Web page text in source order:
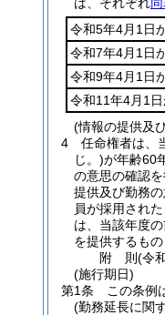
令和5年4月1日
令和7年4月1日
令和9年4月1日
令和11年4月1
(情報の提供及
4
任命権者は、
じ。)が年齢60
の意思の確認
提供及び勤務
員が採用され
は、当該年度
を提供するも
附 則(令
(施行期日)
第1条
この条例
(勤務延長に関